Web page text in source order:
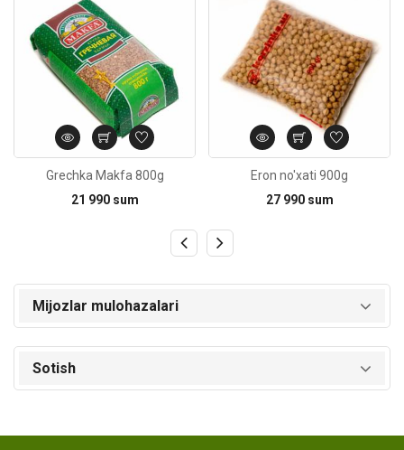
Grechka Makfa 800g
21 990 sum
Eron no'xati 900g
27 990 sum
Mijozlar mulohazalari
Sotish